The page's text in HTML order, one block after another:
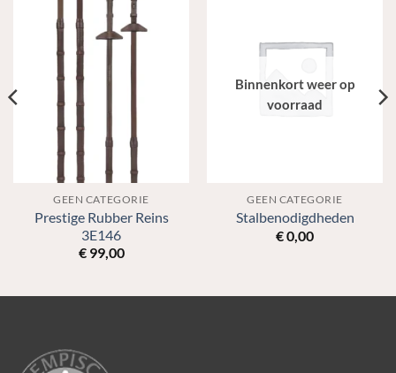
GEEN CATEGORIE
Prestige Rubber Reins
3E146
€99,00
Binnenkort weer op
voorraad
GEEN CATEGORIE
Stalbenodigdheden
€0,00